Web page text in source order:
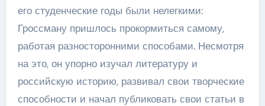
его студенческие годы были нелегкими:
Гроссману пришлось прокормиться самому,
работая разносторонними способами. Несмотря
на это, он упорно изучал литературу и
российскую историю, развивал свои творческие
способности и начал публиковать свои статьи в